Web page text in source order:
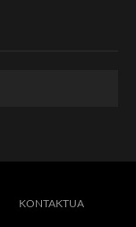
KONTAKTUA